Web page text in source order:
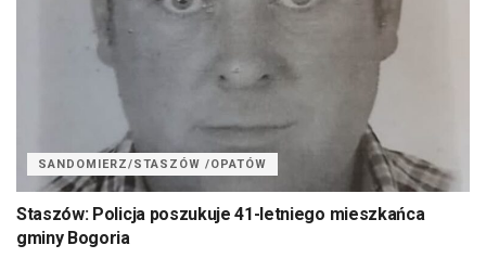
SANDOMIERZ/STASZÓW /OPATÓW
Staszów: Policja poszukuje 41-letniego mieszkańca
gminy Bogoria